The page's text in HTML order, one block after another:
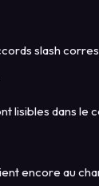
slash
lisibles dans le
encore au